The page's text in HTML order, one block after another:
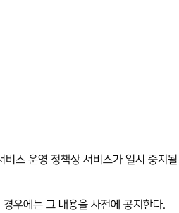
스 운영 정책상 서비스가 일시 중지
우에는 그 내용을 사전에 공지한다.